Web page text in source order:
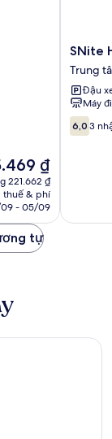
₫
₫
221.662 ₫
thuế & phí
- 05/09
SNite
Hotel
&
Dorm
-
Danang
Dragon
Đà
SNite
Trung
Đậu
Máy
6.0
trên
6,0 3
tự